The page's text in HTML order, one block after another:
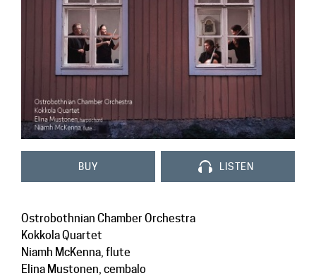
Contact
BUY LISTEN
Ostrobothnian Chamber Orchestra
Kokkola Quartet
Niamh McKenna, flute
Elina Mustonen, cembalo